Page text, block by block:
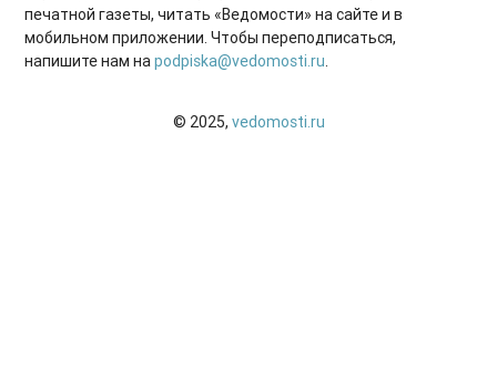
печатной газеты, читать «Ведомости» на сайте и в
мобильном приложении. Чтобы переподписаться,
напишите нам наpodpiska@vedomosti.ru.
© 2025, vedomosti.ru